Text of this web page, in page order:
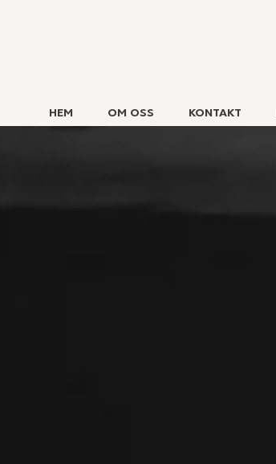
HEM OM OSS KONTAKT